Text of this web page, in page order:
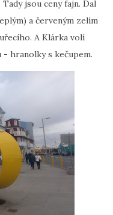
jsou ceny fajn. Dal
a červeným zelím
A Klárka volí
hranolky s kečupem.